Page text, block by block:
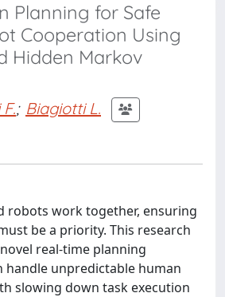
Planning for Safe
Cooperation Using
Hidden Markov
; Biagiotti L.
robots work together, ensuring
be a priority. This research
real-time planning
unpredictable human
slowing down task execution